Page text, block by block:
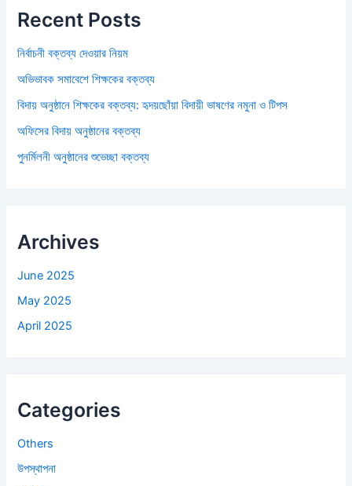
Recent Posts
নির্বাচনী বক্তব্য দেওয়ার নিয়ম
অভিভাবক সমাবেশে শিক্ষকের বক্তব্য
বিদায় অনুষ্ঠানে শিক্ষকের বক্তব্য: হৃদয়ছোঁয়া বিদায়ী ভাষণের নমুনা ও টিপস
অফিসের বিদায় অনুষ্ঠানের বক্তব্য
পুনর্মিলনী অনুষ্ঠানের শুভেচ্ছা বক্তব্য
Archives
June 2025
May 2025
April 2025
Categories
Others
উপস্থাপনা